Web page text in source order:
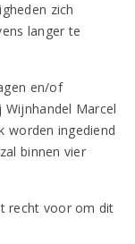
zich
langer te
en/of
Marcel
worden ingediend
binnen vier
recht voor om dit